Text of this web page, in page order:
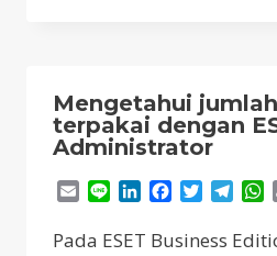
CRYSIS
DAN
DHARMA
Mengetahui
terpakai dengan
Administrator
EmailLine LinkedInFacebook
Twitter
Pada ESET Business